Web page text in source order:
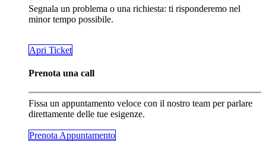
Segnala un problema o una richiesta: ti risponderemo nel
minor tempo possibile.
​​​​Apri Ticket
Prenota una call
Fissa un appuntamento veloce con il nostro team per parlare
direttamente delle tue esigenze.
Prenota Appunta​​​​mento